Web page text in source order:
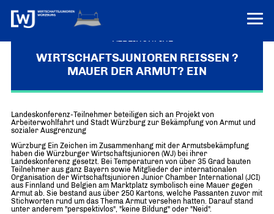
VEREINONLINE
AKTUELLES
ÜBER UNS
Über uns
WER WIR SIND & DER VORSITZ
Über uns
Forum „Junge Wirtschaft“ – Mitgliedermagazin
Mitglieder
UNSER NETZWERK
Mitglieder
TERMINE
PRESSEMELDUNGEN
PROJEKTE
INFORMATIONEN
WIRTSCHAFTSJUNIOREN REISSEN ?M
AUER DER ARMUT? EIN
Landeskonferenz-Teilnehmer beteiligen sich an Projekt von
Arbeiterwohlfahrt und Stadt Würzburg zur Bekämpfung von Armut und
sozialer Ausgrenzung
Würzburg Ein Zeichen im Zusammenhang mit der Armutsbekämpfung
haben die Würzburger Wirtschaftsjunioren (WJ) bei ihrer
Landeskonferenz gesetzt. Bei Temperaturen von über 35 Grad bauten
Teilnehmer aus ganz Bayern sowie Mitglieder der internationalen
Organisation der Wirtschaftsjunioren Junior Chamber International (JCI)
aus Finnland und Belgien am Marktplatz symbolisch eine Mauer gegen
Armut ab. Sie bestand aus über 250 Kartons, welche Passanten zuvor mit
Stichworten rund um das Thema Armut versehen hatten. Darauf stand
unter anderem "perspektivlos", "keine Bildung" oder "Neid".